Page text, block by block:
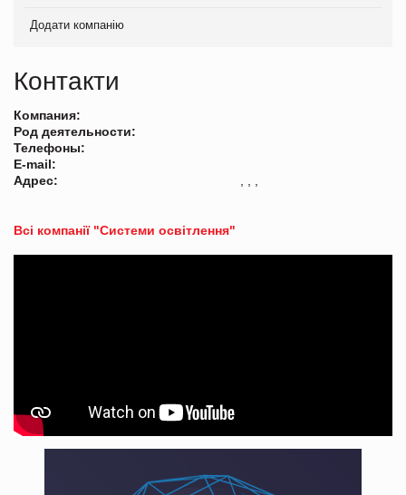
Додати компанію
Контакти
Компания:
Род деятельности:
Телефоны:
E-mail:
Адрес:
Всі компанії "Системи освітлення"